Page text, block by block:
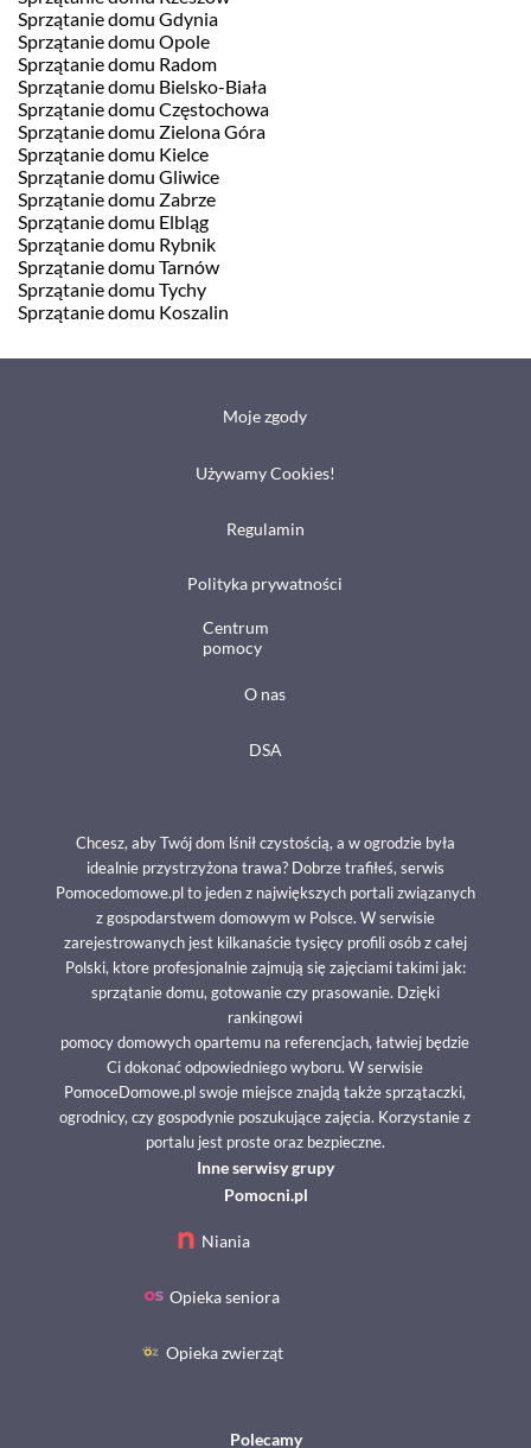
Sprzątanie domu Gdynia
Sprzątanie domu Opole
Sprzątanie domu Radom
Sprzątanie domu Bielsko-Biała
Sprzątanie domu Częstochowa
Sprzątanie domu Zielona Góra
Sprzątanie domu Kielce
Sprzątanie domu Gliwice
Sprzątanie domu Zabrze
Sprzątanie domu Elbląg
Sprzątanie domu Rybnik
Sprzątanie domu Tarnów
Sprzątanie domu Tychy
Sprzątanie domu Koszalin
Moje zgody
Używamy Cookies!
Regulamin
Polityka prywatności
Centrum
pomocy
O nas
DSA
Chcesz, aby Twój dom lśnił czystością, a w ogrodzie była
idealnie przystrzyżona trawa? Dobrze trafiłeś, serwis
Pomocedomowe.pl to jeden z największych portali związanych
z gospodarstwem domowym w Polsce. W serwisie
zarejestrowanych jest kilkanaście tysięcy profili osób z całej
Polski, ktore profesjonalnie zajmują się zajęciami takimi jak:
sprzątanie domu, gotowanie czy prasowanie. Dzięki
rankingowi
pomocy domowych opartemu na referencjach, łatwiej będzie
Ci dokonać odpowiedniego wyboru. W serwisie
PomoceDomowe.pl swoje miejsce znajdą także sprzątaczki,
ogrodnicy, czy gospodynie poszukujące zajęcia. Korzystanie z
portalu jest proste oraz bezpieczne.
Niania
Opieka seniora
Opieka zwierząt
Inne serwisy grupy
Pomocni.pl
Polecamy